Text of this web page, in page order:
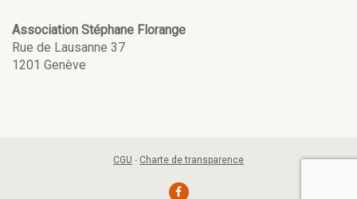
Association Stéphane Florange
Rue de Lausanne 37
1201 Genève
CGU - Charte de transparence